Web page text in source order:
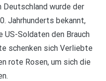
wurde der
Jahrhunderts bekannt,
Soldaten den Brauch
schenken sich Verliebte
rote Rosen, um sich die